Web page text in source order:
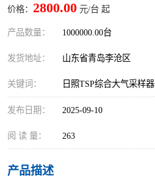
价格： 2800.00 元/台 起
产品数量： 1000000.00台
发货地址： 山东省青岛李沧区
关键词： 日照TSP综合大气采样器
发布日期： 2025-09-10
阅 读 量： 263
产品描述
烟尘净化器